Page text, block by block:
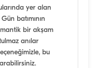
yer alan
batımının
bir akşam
anılar
bu